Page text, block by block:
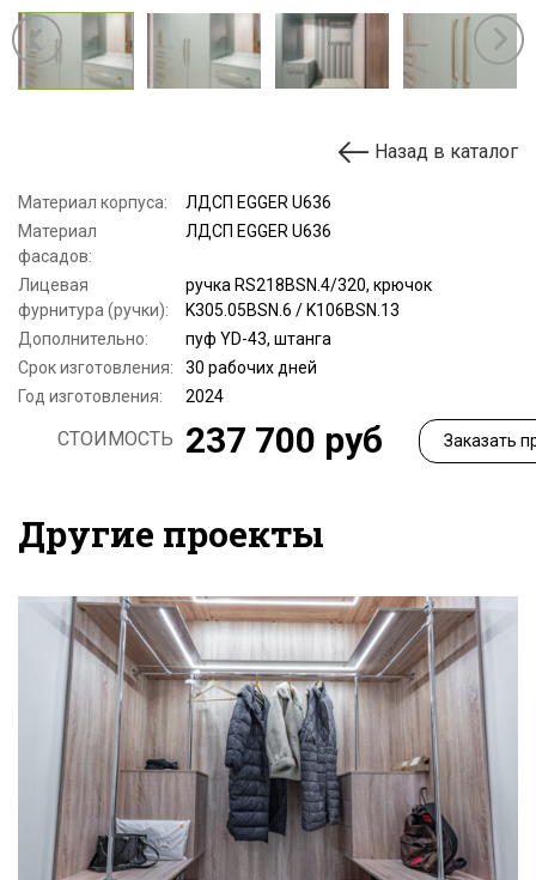
Назад в каталог
Материал корпуса:
ЛДСП EGGER U636
Материал
фасадов:
ЛДСП EGGER U636
Лицевая
фурнитура (ручки):
ручка RS218BSN.4/320, крючок
K305.05BSN.6 / K106BSN.13
Дополнительно:
пуф YD-43, штанга
Срок изготовления:
30 рабочих дней
Год изготовления:
2024
СТОИМОСТЬ 237 700 руб Заказать
Другие проекты